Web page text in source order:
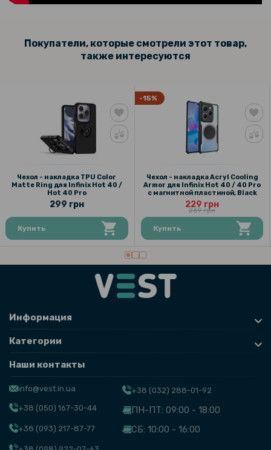
Покупатели, которые смотрели этот товар,
также интересуются
Чехол - накладка TPU Color
Matte Ring для Infinix Hot 40 /
Hot 40 Pro
299 грн
Купить
-15%
Чехол - накладка Acryl Cooling
Armor для Infinix Hot 40 / 40 Pro
с магнитной пластиной, Black
229 грн
269 грн
Купить
Информация
Категории
Наши контакты
info@vest.in.ua
+38 (050) 167-30-44
+38 (093) 217-87-77
+38 (032) 288-01-92
ПН-ПТ: 09:00 - 18:00
СБ: 10:00 - 16:00